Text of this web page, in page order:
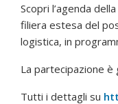
Scopri l’agenda
filiera estesa del
logistica, in
La partecipazione
Tutti i dettagli su